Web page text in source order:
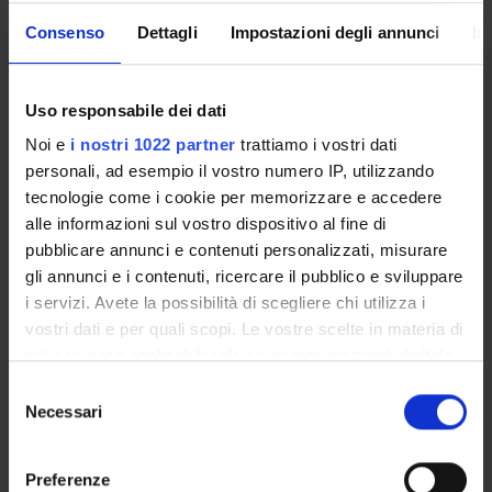
Consenso Dettagli Impostazioni degli annunci
Uso responsabile dei dati
Noi e i nostri 1022 partner trattiamo i vostri dati
personali, ad esempio il vostro numero IP, utilizzando
tecnologie come i cookie per memorizzare e accedere
alle informazioni sul vostro dispositivo al fine di
pubblicare annunci e contenuti personalizzati, misurare
gli annunci e i contenuti, ricercare il pubblico e sviluppare
i servizi. Avete la possibilità di scegliere chi utilizza i
vostri dati e per quali scopi. Le vostre scelte in materia di
modificare o revocare il proprio consenso in qualsiasi
momento dalla Dichiarazione sui cookie o facendo clic
delNecessari
Preferenze
PROJECTS
ACTIVITIES
RESEARCH AREAS
Germanic Philology
Artificial Intelligence for the Digital Humanities
English and Anglophone Literatures